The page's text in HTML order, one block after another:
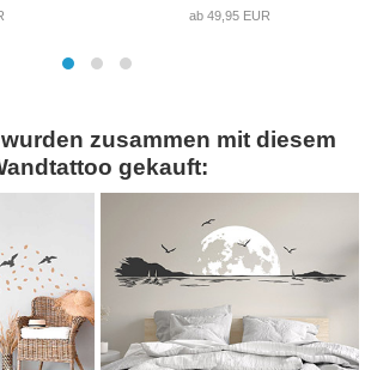
ab 49,95 EUR
zusammen mit diesem
gekauft: